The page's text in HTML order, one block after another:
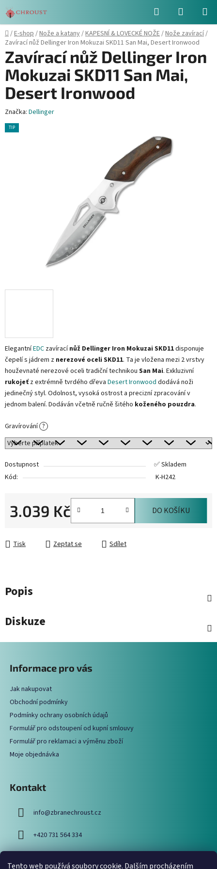
Tento web používá soubory cookie. Dalším procházením
na
obsah
Hledat
KOŠÍK
Domů
/E-shop/Nože a katany/KAPESNÍ & LOVECKÉ NOŽE/Nože zavírací/
Zavírací nůž Dellinger Iron Mokuzai SKD11 San Mai, Desert Ironwood
ElegantníEDC zavíracínůž Dellinger Iron Mokuzai SKD11disponuje
čepelí s jádrem z nerezové oceli SKD11. Ta je vložena mezi 2 vrstvy
houževnaté nerezové oceli tradiční technikou San Mai. Exkluzivní
rukojeť z extrémně tvrdého dřeva Desert Ironwood dodává noži
jedinečný styl. Odolnost, vysoká ostrost a precizní zpracování v
jednom balení. Dodáván včetně ručně šitého koženého pouzdra.
Gravírování ?
Dostupnost
✅ Skladem
Kód:
K-H242
3.039 Kč DO KOŠÍKU
Tisk Zeptat se Sdílet
Zavírací nůž Dellinger Iron
Mokuzai SKD11 San Mai,
Desert Ironwood
Značka: Dellinger
TIP
Popis
Diskuze
Informace pro vás
Jak nakupovat
Obchodní podmínky
Podmínky ochrany osobních údajů
Formulář pro odstoupení od kupní smlouvy
Formulář pro reklamaci a výměnu zboží
Moje objednávka
Kontakt
info@zbranechroust.cz
+420 731 564 334